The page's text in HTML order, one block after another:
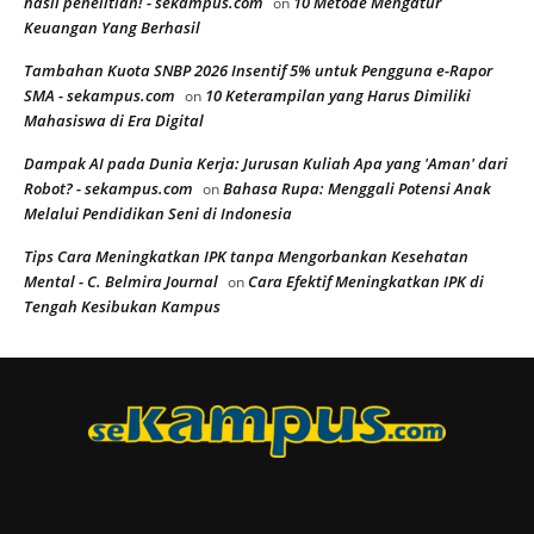
Keuangan Yang Berhasil
Tambahan Kuota SNBP 2026 Insentif 5% untuk Pengguna e-Rapor
SMA - sekampus.com on 10 Keterampilan yang Harus Dimiliki
Mahasiswa di Era Digital
Dampak AI pada Dunia Kerja: Jurusan Kuliah Apa yang 'Aman' dari
Robot? - sekampus.com onBahasa Rupa: Menggali Potensi Anak
Melalui Pendidikan Seni di Indonesia
Tips Cara Meningkatkan IPK tanpa Mengorbankan Kesehatan
Mental - C. Belmira Journal onCara Efektif Meningkatkan IPK di
Tengah Kesibukan Kampus